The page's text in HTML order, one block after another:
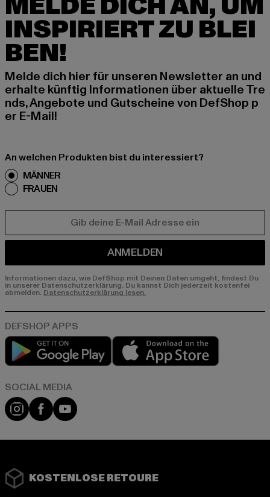
INSPIRIERT ZU BLEI
BEN!
Melde dich hier für unseren Newsletter an und
erhalte künftig Informationen über aktuelle Tre
nds, Angebote und Gutscheine von DefShop p
er E-Mail!
An welchen Produkten bist du interessiert?
MÄNNER
FRAUEN
ANMELDEN
Informationen dazu, wie DefShop mit Deinen Daten umgeht, findest Du
in unserer Datenschutzerklärung. Du kannst Dich jederzeit kostenfei
abmelden. Datenschutzerklärung lesen.
Play market
Instagram
FacebookYouTube
KOSTENLOSE RETOURE